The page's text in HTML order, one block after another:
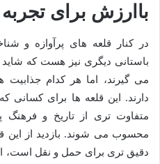
باارزش برای
در کنار قلعه های پرآوازه و
باستانی دیگری نیز هست که شاید
می گیرند، اما هر کدام
دارند. این قلعه ها برای کسانی
متفاوت تری از تاریخ و فرهنگ
محسوب می شوند. بازدید از این
دقیق تری برای حمل و نقل است،